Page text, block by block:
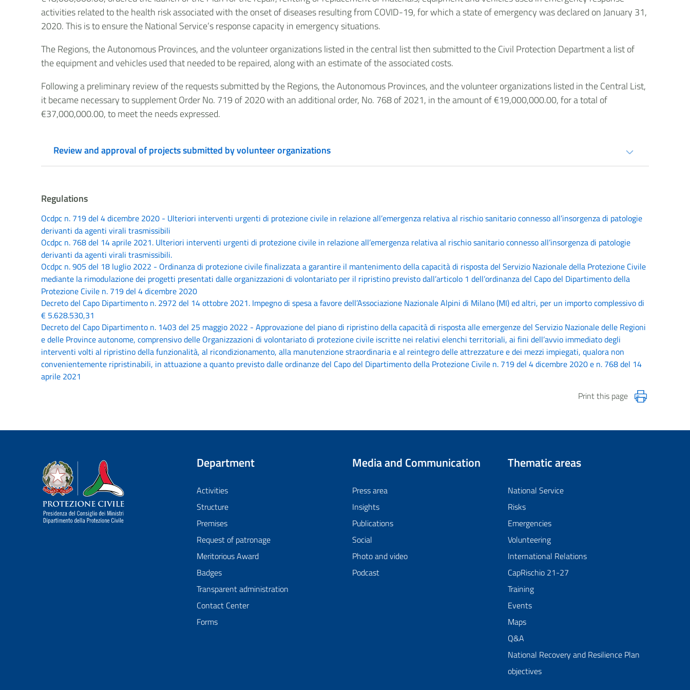
activities related to the health risk associated with the onset of diseases resulting from COVID-19, for which a state of emergency was declared on January 31,
2020. This is to ensure the National Service’s response capacity in emergency situations.
The Regions, the Autonomous Provinces, and the volunteer organizations listed in the central list then submitted to the Civil Protection Department a list of
the equipment and vehicles used that needed to be repaired, along with an estimate of the associated costs.
Following a preliminary review of the requests submitted by the Regions, the Autonomous Provinces, and the volunteer organizations listed in the Central List,
it became necessary to supplement Order No. 719 of 2020 with an additional order, No. 768 of 2021, in the amount of €19,000,000.00, for a total of
€37,000,000.00, to meet the needs expressed.
Review and approval of projects submitted by volunteer organizations
Regulations
Ocdpc n. 719 del 4 dicembre 2020 - Ulteriori interventi urgenti di protezione civile in relazione all’emergenza relativa al rischio sanitario connesso all’insorgenza di patologie
derivanti da agenti virali trasmissibili
Ocdpc n. 768 del 14 aprile 2021. Ulteriori interventi urgenti di protezione civile in relazione all’emergenza relativa al rischio sanitario connesso all’insorgenza di patologie
derivanti da agenti virali trasmissibili.
Ocdpc n. 905 del 18 luglio 2022 - Ordinanza di protezione civile finalizzata a garantire il mantenimento della capacità di risposta del Servizio Nazionale della Protezione Civile
mediante la rimodulazione dei progetti presentati dalle organizzazioni di volontariato per il ripristino previsto dall’articolo 1 dell’ordinanza del Capo del Dipartimento della
Protezione Civile n. 719 del 4 dicembre 2020
Decreto del Capo Dipartimento n. 2972 del 14 ottobre 2021. Impegno di spesa a favore dell’Associazione Nazionale Alpini di Milano (MI) ed altri, per un importo complessivo di
€ 5.628.530,31
Decreto del Capo Dipartimento n. 1403 del 25 maggio 2022 - Approvazione del piano di ripristino della capacità di risposta alle emergenze del Servizio Nazionale delle Regioni
e delle Province autonome, comprensivo delle Organizzazioni di volontariato di protezione civile iscritte nei relativi elenchi territoriali, ai fini dell’avvio immediato degli
interventi volti al ripristino della funzionalità, al ricondizionamento, alla manutenzione straordinaria e al reintegro delle attrezzature e dei mezzi impiegati, qualora non
convenientemente ripristinabili, in attuazione a quanto previsto dalle ordinanze del Capo del Dipartimento della Protezione Civile n. 719 del 4 dicembre 2020 e n. 768 del 14
aprile 2021
Print this page
Dipartimento della Protezione Civile
Department
Activities
Structure
Premises
Request of patronage
Meritorious Award
Badges
Transparent administration
Contact Center
Forms
Media and Communication
Press area
Insights
Publications
Social
Photo and video
Podcast
Thematic areas
National Service
Risks
Emergencies
Volunteering
International Relations
CapRischio 21-27
Training
Events
Maps
Q&A
National Recovery and Resilience Plan
objectives